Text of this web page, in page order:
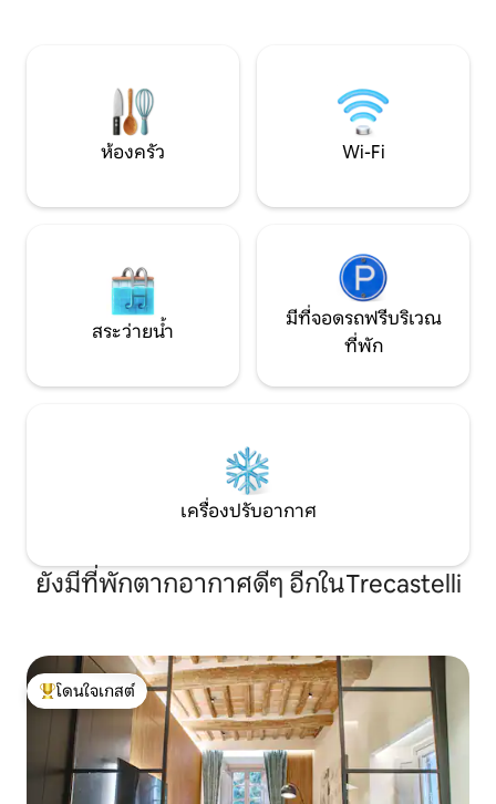
สละความสะดวกส
ห้องครัว Wi-Fi
สระว่ายน้ำ
มีที่จอดรถฟรีบริเวณ
ที่พัก
เครื่องปรับอากาศ
ยังมีที่พักตากอากาศดีๆ อีกในTrecastelli
โดนใจเกสต์ที่สุด
โดนใจเกสต์